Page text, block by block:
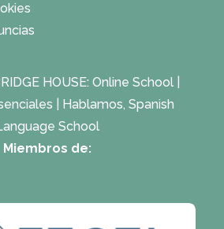
HOUSE: Online School
Hablamos, Spanish
School
Miembros de: